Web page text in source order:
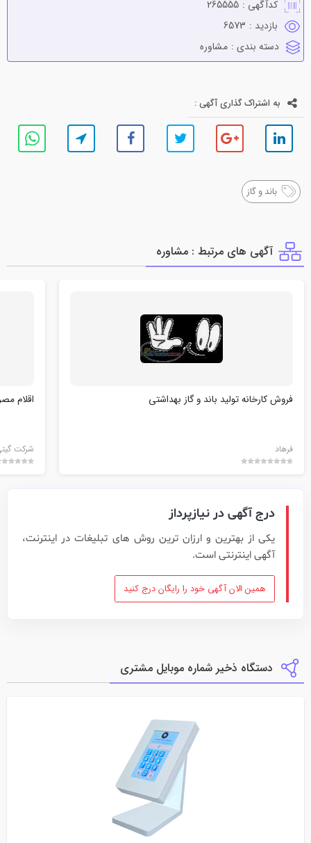
کدآگهی : 265555
بازدید : 6573
دسته بندی : مشاوره
به اشتراک گذاری آگهی :
باند و گاز
آگهی های مرتبط : مشاوره
فروش کارخانه تولید باند و گاز بهداشتی
فرهاد
اقلام
شرکت
درج آگهی در نیازپرداز
یکی از بهترین و ارزان ترین روش های تبلیغات در اینترنت،
آگهی اینترنتی است.
همین الان آگهی خود را رایگان درج کنید
دستگاه ذخیر شماره موبایل مشتری